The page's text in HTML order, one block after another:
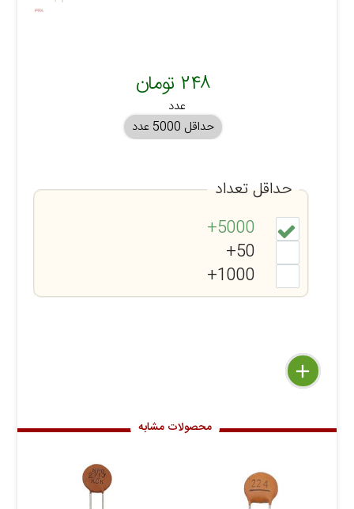
۲۴۸ تومان
عدد
حداقل 5000 عدد
حداقل تعداد
5000+
50+
1000+
delete
remove
add
محصولات مشابه